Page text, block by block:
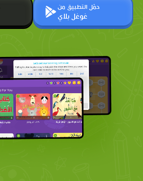
حمّل التطبيق من
غوغل بلاي